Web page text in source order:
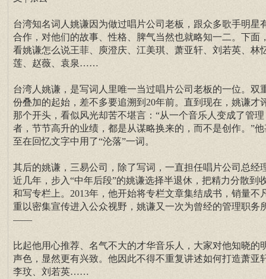
台湾知名词人姚谦因为做过唱片公司老板，跟众多歌手明星
合作，对他们的故事、性格、脾气当然也就略知一二。下面
看姚谦怎么说王菲、庾澄庆、江美琪、萧亚轩、刘若英、林
莲、赵薇、袁泉……
台湾人姚谦，是写词人里唯一当过唱片公司老板的一位。双
份叠加的起始，差不多要追溯到20年前。直到现在，姚谦才
那个开头，看似风光却苦不堪言：“从一个音乐人变成了管理
者，节节高升的业绩，都是从谋略换来的，而不是创作。”他
至在回忆文字中用了“沦落”一词。
其后的姚谦，三易公司，除了写词，一直担任唱片公司总经
近几年，步入“中年后段”的姚谦选择半退休，把精力分散到
和写专栏上。2013年，他开始将专栏文章集结成书，销量不
重以密集宣传进入公众视野，姚谦又一次为曾经的管理职务
——
比起他用心推荐、名气不大的才华音乐人，大家对他知晓的
声色，显然更有兴致。他因此不得不重复讲述如何打造萧亚
李玟、刘若英……